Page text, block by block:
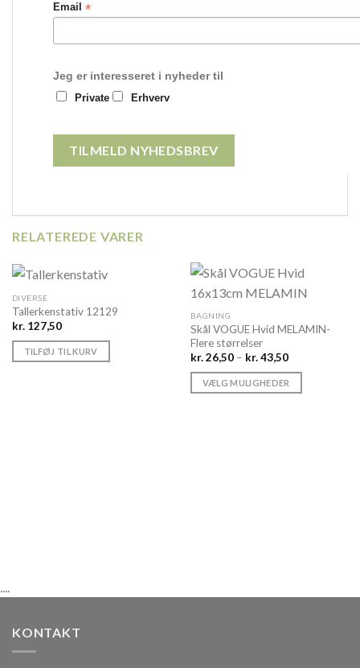
Email *
Jeg er interesseret i nyheder til
Private Erhverv
RELATEREDE VARER
DIVERSE
Tallerkenstativ 12129
kr.127,50
TILFØJ TIL KURV
BAGNING
Skål VOGUE Hvid MELAMIN-
Flere størrelser
kr.26,50 – kr.43,50Prisinterval:
til
kr. 43,50
VÆLG MULIGHEDER
KONTAKT